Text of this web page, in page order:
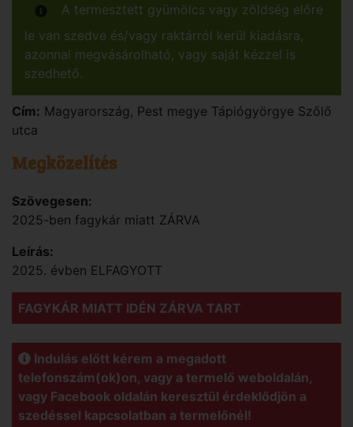
A termesztett gyümölcs vagy zöldség előre
le van szedve és/vagy raktárról kerül kiadásra,
azonnal megvásárolható, vagy saját kézzel is
szedhető.
Cím: Magyarország , Pest megye Tápiógyörgye Szőlő
utca
Megközelítés
Szövegesen:
2025-ben fagykár miatt ZÁRVA
Leírás:
2025. évben ELFAGYOTT
FAGYKÁR MIATT IDÉN ZÁRVA TART
Indulás előtt kérem a megadott
telefonszám(ok)on, vagy a termelő weboldalán,
vagy Facebook oldalán keresztül érdeklődjön a
szedéssel kapcsolatban a termelőnél!